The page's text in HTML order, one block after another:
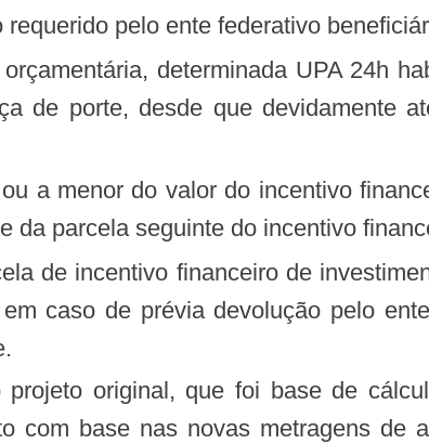
requerido pelo ente federativo
de porte, desde que devidamente
a menor do valor do incentivo
da parcela seguinte do incentivo
de incentivo financeiro de
caso de prévia devolução pelo
original, que foi base de
com base nas novas metragens de